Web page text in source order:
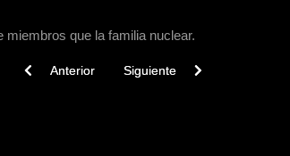
que la familia nuclear.
Previous article: Familia Monogámica
Anterior Next article: Eyectivas
Siguiente